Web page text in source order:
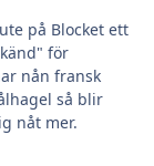
på Blocket ett
för
nån fransk
så blir
nåt mer.